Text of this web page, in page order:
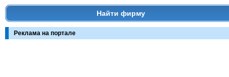
Найти фирму
Реклама на портале